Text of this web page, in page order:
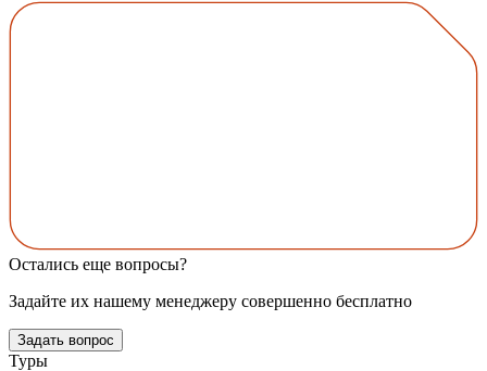
Остались еще вопросы?
Задайте их нашему менеджеру совершенно бесплатно
Задать вопрос
Туры